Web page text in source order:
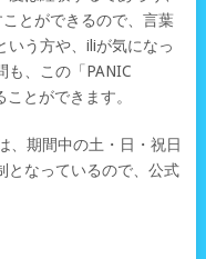
とができるので、言葉
いう方や、iliが気になっ
も、この「PANIC
とができます。
、期間中の土・日・祝日
となっているので、公式